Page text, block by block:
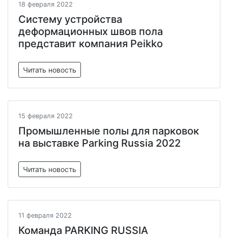
18 февраля 2022
Систему устройства
деформационных швов пола
представит компания Peikko
Читать новость
15 февраля 2022
Промышленные полы для парковок
на выставке Parking Russia 2022
Читать новость
11 февраля 2022
Команда PARKING RUSSIA